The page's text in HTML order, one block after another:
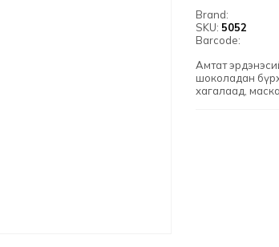
Brand:
SKU: 5052
Barcode:
Амтат
шоколадан
хагалаад,